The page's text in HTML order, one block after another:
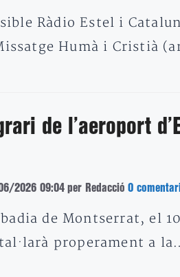
Ràdio Estel i
Humà i Cristià
de l’aeroport
2026 09:04 per Redacció 0
de Montserrat, el
properament a